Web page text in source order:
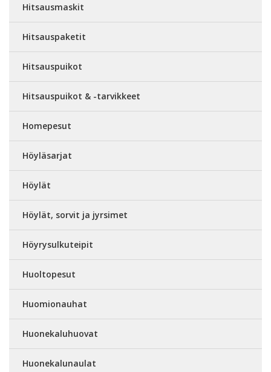
Hitsausmaskit
Hitsauspaketit
Hitsauspuikot
Hitsauspuikot & -tarvikkeet
Homepesut
Höyläsarjat
Höylät
Höylät, sorvit ja jyrsimet
Höyrysulkuteipit
Huoltopesut
Huomionauhat
Huonekaluhuovat
Huonekalunaulat